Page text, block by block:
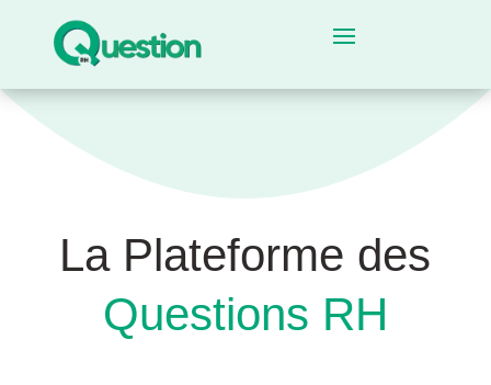
La Plateforme des
Questions RH